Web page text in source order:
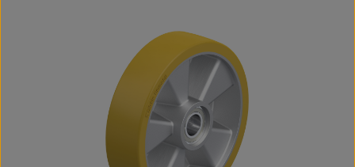
Bildergalerie überspringen